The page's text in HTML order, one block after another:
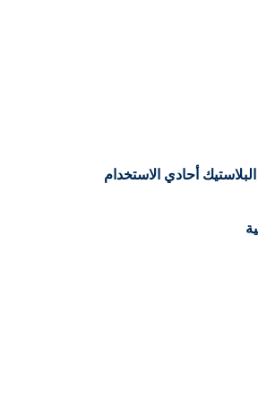
أحادي الاستخدام